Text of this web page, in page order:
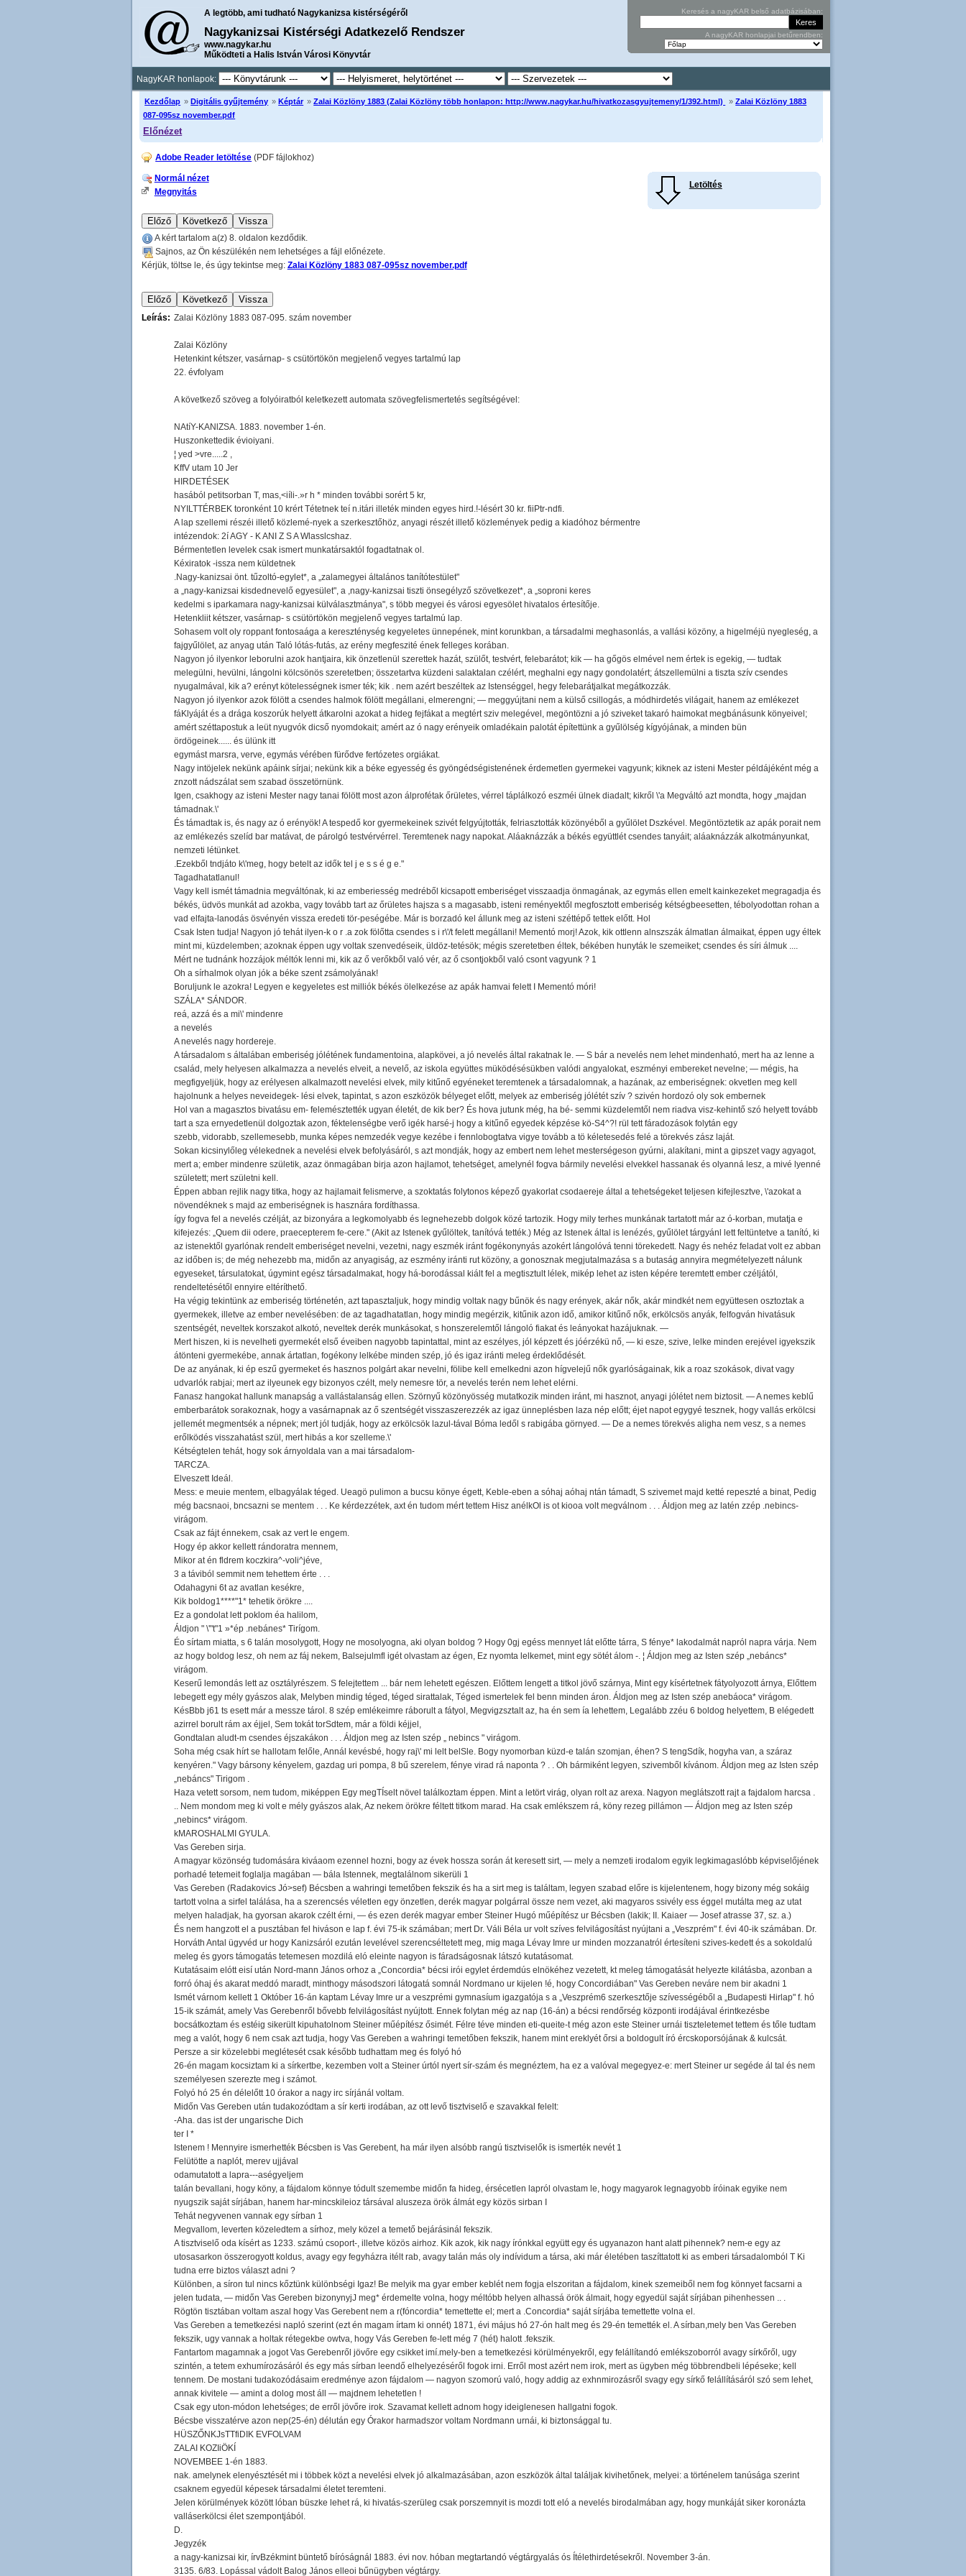
A legtöbb, ami tudható Nagykanizsa kistérségéről
Nagykanizsai Kistérségi Adatkezelő Rendszer
www.nagykar.hu
Működteti a Halis István Városi Könyvtár
Keresés a nagyKAR belső adatbázisában:
A nagyKAR honlapjai betűrendben:
NagyKAR honlapok:
Kezdőlap » Digitális gyűjtemény » Képtár »Zalai Közlöny 1883 (Zalai Közlöny több honlapon: http://www.nagykar.hu/hivatkozasgyujtemeny/1/392.html) »Zalai Közlöny 1883
087-095sz november.pdf
Előnézet
Adobe Reader letöltése (PDF fájlokhoz)
Letöltés
Normál nézet
Megnyitás
A kért tartalom a(z) 8. oldalon kezdődik.
Sajnos, az Ön készülékén nem lehetséges a fájl előnézete.
Kérjük, töltse le, és úgy tekintse meg: Zalai Közlöny 1883 087-095sz november.pdf
Leírás: Zalai Közlöny 1883 087-095. szám november
Zalai Közlöny
Hetenkint kétszer, vasárnap- s csütörtökön megjelenő vegyes tartalmú lap
22. évfolyam
A következő szöveg a folyóiratból keletkezett automata szövegfelismertetés segítségével:
NAtíY-KANlZSA. 1883. november 1-én.
Huszonkettedik évioiyani.
¦ yed >vre.....2 ,
KffV utam 10 Jer
HIRDETÉSEK
hasából petitsorban T, mas,<iíli-.»r h * minden további sorért 5 kr,
NYILTTÉRBEK toronként 10 krért Tétetnek teí n.itári illeték minden egyes hird.!-lésért 30 kr. fiiPtr-ndfi.
A lap szellemi részéi illető közlemé-nyek a szerkesztőhöz, anyagi részét illető közlemények pedig a kiadóhoz bérmentre
intézendok: 2í AGY - K ANI Z S A Wlasslcshaz.
Bérmentetlen levelek csak ismert munkatársaktól fogadtatnak ol.
Kéxiratok -issza nem küldetnek
.Nagy-kanizsai önt. tűzoltó-egylet*, a „zalamegyei általános tanítótestület"
a „nagy-kanizsai kisdednevelő egyesület", a ,nagy-kanizsai tiszti önsegélyző szövetkezet*, a „soproni keres
kedelmi s iparkamara nagy-kanizsai külválasztmánya", s több megyei és városi egyesölet hivatalos értesítője.
Hetenkliit kétszer, vasárnap- s csütörtökön megjelenő vegyes tartalmú lap.
Sohasem volt oly roppant fontosaága a kereszténység kegyeletes ünnepének, mint korunkban, a társadalmi meghasonlás, a vallási közöny, a higelméjü nyegleség, a
fajgyűlölet, az anyag után Taló lótás-futás, az erény megfeszité ének felleges korában.
Nagyon jó ilyenkor leborulni azok hantjaira, kik önzetlenül szerettek hazát, szülőt, testvért, felebarátot; kik — ha gőgös elmével nem értek is egekig, — tudtak
melegülni, hevülni, lángolni kölcsönös szeretetben; összetartva küzdeni salaktalan czélért, meghalni egy nagy gondolatért; átszellemülni a tiszta szív csendes
nyugalmával, kik a? erényt kötelességnek ismer ték; kik . nem azért beszéltek az Istenséggel, hegy felebarátjalkat megátkozzák.
Nagyon jó ilyenkor azok fölött a csendes halmok fölött megállani, elmerengni; — meggyújtani nem a külső csillogás, a módhirdetés világait, hanem az emlékezet
fáKlyáját és a drága koszorúk helyett átkarolni azokat a hideg fejfákat a megtért sziv melegével, megöntözni a jó sziveket takaró haimokat megbánásunk könyeivel;
amért széttapostuk a leüt nyugvók dicső nyomdokait; amért az ó nagy erényeik omladékain palotát építettünk a gyűlölség kígyójának, a minden bün
ördögeinek...... és ülünk itt
egymást marsra, verve, egymás vérében fürődve fertózetes orgiákat.
Nagy intöjelek nekünk apáink sírjai; nekünk kik a béke egyesség és gyöngédségistenének érdemetlen gyermekei vagyunk; kiknek az isteni Mester példájéként még a
znzott nádszálat sem szabad összetörnünk.
Igen, csakhogy az isteni Mester nagy tanai fölött most azon álprofétak őrületes, vérrel táplálkozó eszméi ülnek diadalt; kikről \'a Megváltó azt mondta, hogy „majdan
támadnak.\'
És támadtak is, és nagy az ó erényök! A tespedő kor gyermekeinek szivét felgyújtották, felriasztották közönyéből a gyűlölet Dszkével. Megöntöztetik az apák porait nem
az emlékezés szelíd bar matávat, de párolgó testvérvérrel. Teremtenek nagy napokat. Aláaknázzák a békés együttlét csendes tanyáit; aláaknázzák alkotmányunkat,
nemzeti létünket.
.Ezekből tndjáto k\'meg, hogy betelt az idők tel j e s s é g e."
Tagadhatatlanul!
Vagy kell ismét támadnia megváltónak, ki az emberiesség medréből kicsapott emberiséget visszaadja önmagának, az egymás ellen emelt kainkezeket megragadja és
békés, üdvös munkát ad azokba, vagy tovább tart az őrületes hajsza s a magasabb, isteni reményektől megfosztott emberiség kétségbeesetten, tébolyodottan rohan a
vad elfajta-lanodás ösvényén vissza eredeti tör-peségébe. Már is borzadó kel állunk meg az isteni széttépő tettek előtt. Hol
Csak Isten tudja! Nagyon jó tehát ilyen-k o r .a zok fölőtta csendes s i r\'/t felett megállani! Mementó morj! Azok, kik ottlenn alnszszák álmatlan álmaikat, éppen ugy éltek
mint mi, küzdelemben; azoknak éppen ugy voltak szenvedéseik, üldöz-tetésök; mégis szeretetben éltek, békében hunyták le szemeiket; csendes és síri álmuk ....
Mért ne tudnánk hozzájok méltók lenni mi, kik az ő verőkből való vér, az ő csontjokből való csont vagyunk ? 1
Oh a sírhalmok olyan jók a béke szent zsámolyának!
Boruljunk le azokra! Legyen e kegyeletes est milliók békés ölelkezése az apák hamvai felett I Mementó móri!
SZÁLA* SÁNDOR.
reá, azzá és a mi\' mindenre
a nevelés
A nevelés nagy hordereje.
A társadalom s általában emberiség jólétének fundamentoina, alapkövei, a jó nevelés által rakatnak le. — S bár a nevelés nem lehet mindenható, mert ha az lenne a
család, mely helyesen alkalmazza a nevelés elveit, a nevelő, az iskola együttes müködésésükben valódi angyalokat, eszményi embereket nevelne; — mégis, ha
megfigyeljük, hogy az erélyesen alkalmazott nevelési elvek, mily kitűnő egyéneket teremtenek a társadalomnak, a hazának, az emberiségnek: okvetlen meg kell
hajolnunk a helyes neveidegek- lési elvek, tapintat, s azon eszközök bélyeget előtt, melyek az emberiség jólétét szív ? szivén hordozó oly sok embernek
Hol van a magasztos bivatásu em- felemésztették ugyan életét, de kik ber? És hova jutunk még, ha bé- semmi küzdelemtől nem riadva visz-kehintő szó helyett tovább
tart a sza ernyedetlenül dolgoztak azon, féktelenségbe verő igék harsé-j hogy a kitűnő egyedek képzése kö-S4^?! rül tett fáradozások folytán egy
szebb, vidorabb, szellemesebb, munka képes nemzedék vegye kezébe i fennlobogtatva vigye tovább a tö kéletesedés felé a törekvés zász laját.
Sokan kicsinylőleg vélekednek a nevelési elvek befolyásáról, s azt mondják, hogy az embert nem lehet mesterségeson gyúrni, alakítani, mint a gipszet vagy agyagot,
mert a; ember mindenre születik, azaz önmagában birja azon hajlamot, tehetséget, amelynél fogva bármily nevelési elvekkel hassanak és olyanná lesz, a mivé lyenné
született; mert születni kell.
Éppen abban rejlik nagy titka, hogy az hajlamait felismerve, a szoktatás folytonos képező gyakorlat csodaereje által a tehetségeket teljesen kifejlesztve, \'azokat a
növendéknek s majd az emberiségnek is hasznára fordíthassa.
így fogva fel a nevelés czélját, az bizonyára a legkomolyabb és legnehezebb dolgok közé tartozik. Hogy mily terhes munkának tartatott már az ó-korban, mutatja e
kifejezés: „Quem dii odere, praecepterem fe-cere." (Akit az Istenek gyűlöltek, tanítóvá tették.) Még az Istenek által is lenézés, gyűlölet tárgyánl lett feltüntetve a tanító, ki
az istenektől gyarlónak rendelt emberiséget nevelni, vezetni, nagy eszmék iránt fogékonynyás azokért lángolóvá tenni törekedett. Nagy és nehéz feladat volt ez abban
az időben is; de még nehezebb ma, midőn az anyagiság, az eszmény iránti rut közöny, a gonosznak megjutalmazása s a butaság annyira megmételyezett nálunk
egyeseket, társulatokat, úgymint egész társadalmakat, hogy há-borodással kiált fel a megtisztult lélek, mikép lehet az isten képére teremtett ember czéljától,
rendeltetésétől ennyire eltéríthető.
Ha végig tekintünk az emberiség történetén, azt tapasztaljuk, hogy mindig voltak nagy bűnök és nagy erények, akár nők, akár mindkét nem együttesen osztoztak a
gyermekek, illetve az ember nevelésében: de az tagadhatatlan, hogy mindig megérzik, kitűnik azon idő, amikor kitűnő nők, erkölcsös anyák, felfogván hivatásuk
szentségét, neveltek korszakot alkotó, neveltek derék munkásokat, s honszerelemtől lángoló fiakat és leányokat hazájuknak. —
Mert hiszen, ki is nevelheti gyermekét első éveiben nagyobb tapintattal, mint az eszélyes, jól képzett és jóérzékü nő, — ki esze, szive, lelke minden erejével igyekszik
átönteni gyermekébe, annak ártatlan, fogékony lelkébe minden szép, jó és igaz iránti meleg érdeklődését.
De az anyának, ki ép eszű gyermeket és hasznos polgárt akar nevelni, fölibe kell emelkedni azon hígvelejű nők gyarlóságainak, kik a roaz szokások, divat vagy
udvarlók rabjai; mert az ilyeunek egy bizonyos czélt, mely nemesre tör, a nevelés terén nem lehet elérni.
Fanasz hangokat hallunk manapság a vallástalanság ellen. Szörnyű közönyösség mutatkozik minden iránt, mi hasznot, anyagi jólétet nem biztosit. — A nemes keblű
emberbarátok sorakoznak, hogy a vasárnapnak az ő szentségét visszaszerezzék az igaz ünneplésben laza nép előtt; éjet napot egygyé tesznek, hogy vallás erkölcsi
jellemét megmentsék a népnek; mert jól tudják, hogy az erkölcsök lazul-tával Bóma ledől s rabigába görnyed. — De a nemes törekvés aligha nem vesz, s a nemes
erőlködés visszahatást szül, mert hibás a kor szelleme.\'
Kétségtelen tehát, hogy sok árnyoldala van a mai társadalom-
TARCZA.
Elveszett Ideál.
Mess: e meuie mentem, elbagyálak téged. Ueagö pulimon a bucsu könye égett, Keble-eben a sóhaj aóhaj ntán támadt, S szivemet majd ketté repeszté a binat, Pedig
még bacsnaoi, bncsazni se mentem . . . Ke kérdezzétek, axt én tudom mért tettem Hisz anélkOl is ot kiooa volt megválnom . . . Áldjon meg az latén zzép .nebincs-
virágom.
Csak az fájt énnekem, csak az vert le engem.
Hogy ép akkor kellett rándoratra mennem,
Mikor at én fldrem koczkira^-voli^jéve,
3 a táviból semmit nem tehettem érte . . .
Odahagyni 6t az avatlan kesékre,
Kik boldog1****"1* tehetik örökre ....
Ez a gondolat lett poklom éa halilom,
Áldjon " \'"t"1 »*ép .nebánes* Tirígom.
Éo sírtam miatta, s 6 talán mosolygott, Hogy ne mosolyogna, aki olyan boldog ? Hogy 0gj egéss mennyet lát előtte tárra, S fénye* lakodalmát napról napra várja. Nem
az hogy boldog lesz, oh nem az fáj nekem, Balsejulmfl igét olvastam az égen, Ez nyomta lelkemet, mint egy sötét álom -. ¦ Áldjon meg az Isten szép „nebáncs*
virágom.
Keserű lemondás lett az osztályrészem. S felejtettem ... bár nem lehetett egészen. Előttem lengett a titkol jövő szárnya, Mint egy kísértetnek fátyolyozott árnya, Előttem
lebegett egy mély gyászos alak, Melyben mindig téged, téged sirattalak, Téged ismertelek fel benn minden áron. Áldjon meg az Isten szép anebáoca* virágom.
KésBbb j61 ts esett már a messze tárol. 8 szép emlékeimre ráborult a fátyol, Megvigzsztalt az, ha én sem ía lehettem, Legalább zzéu 6 boldog helyettem, B elégedett
azirrel borult rám ax éjjel, Sem tokát torSdtem, már a földi kéjjel,
Gondtalan aludt-m csendes éjszakákon . . . Áldjon meg az Isten szép „ nebincs " virágom.
Soha még csak hírt se hallotam felőle, Annál kevésbé, hogy raj\' mi lelt belSle. Bogy nyomorban küzd-e talán szomjan, éhen? S tengSdík, hogyha van, a száraz
kenyéren." Vagy bársony kényelem, gazdag uri pompa, 8 bű szerelem, fénye virad rá naponta ? . . Oh bármiként legyen, szivemből kívánom. Áldjon meg az Isten szép
„nebáncs" Tirigom .
Haza vetett sorsom, nem tudom, miképpen Egy megTÍselt növel találkoztam éppen. Mint a letört virág, olyan rolt az arexa. Nagyon meglátszott rajt a fajdalom harcsa .
.. Nem mondom meg ki volt e mély gyászos alak, Az nekem örökre féltett titkom marad. Ha csak emlékszem rá, köny rezeg pillámon — Áldjon meg az Isten szép
„nebincs* virágom.
kMAROSHALMI GYULA.
Vas Gereben sirja.
A magyar közönség tudomására kiváaom ezennel hozni, bogy az évek hossza során át keresett sirt, — mely a nemzeti irodalom egyik legkimagaslóbb képviselőjének
porhadé tetemeit foglalja magában — bála Istennek, megtalálnom sikerüli 1
Vas Gereben (Radakovics Jó>sef) Bécsben a wahringi temetőben fekszik és ha a sirt meg is találtam, legyen szabad előre is kijelentenem, hogy bizony még sokáig
tartott volna a sirfel találása, ha a szerencsés véletlen egy önzetlen, derék magyar polgárral össze nem vezet, aki magyaros ssivély ess éggel mutálta meg az utat
melyen haladjak, ha gyorsan akarok czélt érni, — és ezen derék magyar ember Steiner Hugó műépítész ur Bécsben (lakik; II. Kaiaer — Josef atrasse 37, sz. a.)
És nem hangzott el a pusztában fel hiváson e lap f. évi 75-ik számában; mert Dr. Váli Béla ur volt szíves felvilágosítást nyújtani a „Veszprém" f. évi 40-ik számában. Dr.
Horváth Antal ügyvéd ur hogy Kanizsáról ezután levelével szerencséltetett meg, mig maga Lévay Imre ur minden mozzanatról értesíteni szives-kedett és a sokoldalú
meleg és gyors támogatás tetemesen mozdilá eló eleinte nagyon is fáradságosnak látszó kutatásomat.
Kutatásaim elótt eisí után Nord-mann János orhoz a „Concordia* bécsi irói egylet érdemdús elnökéhez vezetett, kt meleg támogatását helyezte kilátásba, azonban a
forró óhaj és akarat meddó maradt, minthogy másodszori látogatá somnál Nordmano ur kijelen !é, hogy Concordiában" Vas Gereben neváre nem bir akadni 1
Ismét várnom kellett 1 Október 16-án kaptam Lévay Imre ur a veszprémi gymnasíum igazgatója s a „Veszprém6 szerkesztője szívességéből a „Budapesti Hirlap" f. hó
15-ik számát, amely Vas Gerebenről bővebb felvilágosítást nyújtott. Ennek folytan még az nap (16-án) a bécsi rendőrség központi irodájával érintkezésbe
bocsátkoztam és estéig sikerült kipuhatolnom Steiner műépítész ősimét. Félre téve minden eti-queite-t még azon este Steiner urnái tiszteletemet tettem és tőle tudtam
meg a valót, hogy 6 nem csak azt tudja, hogy Vas Gereben a wahringi temetőben fekszik, hanem mint ereklyét őrsi a boldogult író ércskoporsójának & kulcsát.
Persze a sir közelebbi meglétesét csak később tudhattam meg és folyó hó
26-én magam kocsiztam ki a sírkertbe, kezemben volt a Steiner úrtól nyert sír-szám és megnéztem, ha ez a valóval megegyez-e: mert Steiner ur segéde ál tal és nem
személyesen szerezte meg i számot.
Folyó hó 25 én délelőtt 10 órakor a nagy irc sírjánál voltam.
Midőn Vas Gereben után tudakozódtam a sír kerti irodában, az ott levő tisztviselő e szavakkal felelt:
-Aha. das ist der ungarische Dich
ter I *
Istenem ! Mennyire ismerhették Bécsben is Vas Gerebent, ha már ilyen alsóbb rangú tisztviselők is ismerték nevét 1
Felütötte a naplót, merev ujjával
odamutatott a lapra---aségyeljem
talán bevallani, hogy köny, a fájdalom könnye tódult szemembe midőn fa hideg, érsécetlen lapról olvastam le, hogy magyarok legnagyobb íróinak egyike nem
nyugszik saját sírjában, hanem har-mincskileioz társával aluszeza örök álmát egy közös sirban I
Tehát negyvenen vannak egy sírban 1
Megvallom, leverten közeledtem a sírhoz, mely közel a temető bejárásinál fekszik.
A tisztviselő oda kísért as 1233. számú csoport-, illetve közös airhoz. Kik azok, kik nagy írónkkal együtt egy és ugyanazon hant alatt pihennek? nem-e egy az
utosasarkon összerogyott koldus, avagy egy fegyházra itélt rab, avagy talán más oly indívidum a társa, aki már életében taszíttatott ki as emberi társadalomból T Ki
tudna erre biztos választ adni ?
Különben, a síron tul nincs kőztünk különbségi Igaz! Be melyik ma gyar ember keblét nem fogja elszoritan a fájdalom, kinek szemeiből nem fog könnyet facsarni a
jelen tudata, — midőn Vas Gereben bizonynyjJ meg* érdemelte volna, hogy méltóbb helyen alhassá örök álmait, hogy egyedül saját sírjában pihenhessen .. .
Rögtön tisztában voltam aszal hogy Vas Gerebent nem a r(fóncordia* temettette el; mert a .Concordia* saját sírjába temettette volna el.
Vas Gereben a temetkezési napló szerint (ezt én magam írtam ki onnét) 1871, évi május hó 27-ón halt meg és 29-én temették el. A sírban,mely ben Vas Gereben
fekszik, ugy vannak a holtak rétegekbe owtva, hogy Vás Gereben fe-lett még 7 (hét) halott .fekszik.
Fantartom magamnak a jogot Vas Gerebenről jövőre egy csikket imí.mely-ben a temetkezési körülményekről, egy felállítandó emlékszoborról avagy sírkőről, ugy
szintén, a tetem exhumírozásáról és egy más sírban leendő elhelyezéséről fogok irni. Erről most azért nem irok, mert as ügyben még többrendbeli lépéseke; kell
tennem. De mostani tudakozódásaim eredménye azon fájdalom — nagyon szomorú való, hogy addig az exhnmirozásről svagy egy sírkő felállításáról szó sem lehet,
annak kivitele — amint a dolog most áll — majdnem lehetetlen !
Csak egy uton-módon lehetséges; de erről jövőre irok. Szavamat kellett adnom hogy ideiglenesen hallgatni fogok.
Bécsbe visszatérve azon nep(25-én) délután egy Órakor harmadszor voltam Nordmann urnái, ki biztonsággal tu.
HÜSZŐNKJsTTfiDIK EVFOLVAM
ZALAI KOZIiÖKÍ
NOVEMBEE 1-én 1883.
nak. amelynek elenyésztését mi i többek közt a nevelési elvek jó alkalmazásában, azon eszközök által találjak kivihetőnek, melyei: a történelem tanúsága szerint
csaknem egyedül képesek társadalmi életet teremteni.
Jelen körülmények között lóban büszke lehet rá, ki hivatás-szerüleg csak porszemnyit is mozdi tott eló a nevelés birodalmában agy, hogy munkáját siker koronázta
valláserkölcsi élet szempontjából.
D.
Jegyzék
a nagy-kanizsai kir, írvBzékmint büntető bíróságnál 1883. évi nov. hóban megtartandó végtárgyalás ós Ítélethirdetésekről. November 3-án.
3135. 6/83. Lopással vádolt Balog János elleoi bűnügyben végtárgy.